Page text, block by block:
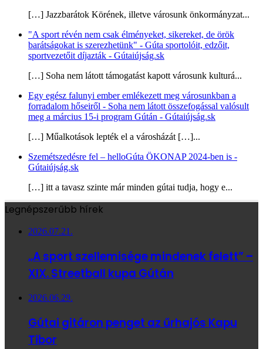
[…] Jazzbarátok Körének, illetve városunk önkormányzat...
"A sport révén nem csak élményeket, sikereket, de örök
barátságokat is szerezhetünk" - Gúta sportolóit, edzőit,
sportvezetőit díjazták - Gútaiújság.sk
[…] Soha nem látott támogatást kapott városunk kulturá...
Egy egész falunyi ember emlékezett meg városunkban a
forradalom hőseiről - Soha nem látott összefogással valósult
meg a március 15-i program Gútán - Gútaiújság.sk
[…] Műalkotások lepték el a városházát […]...
Szemétszedésre fel – helloGúta ÖKONAP 2024-ben is -
Gútaiújság.sk
[…] itt a tavasz szinte már minden gútai tudja, hogy e...
Legnépszerűbb hírek
2026.07.21.
„A sport szellemisége mindenek felett” –
XIX. Streetball kupa Gútán
2026.06.29.
Gútai gitáron penget az űrhajós Kapu
Tibor